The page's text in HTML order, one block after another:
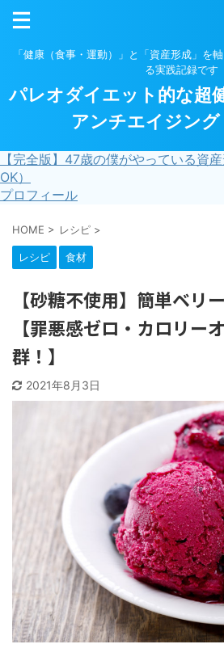
「健康（食事・運動）」と「資産形成」を
る実践記録です
パレオダイエット的な超
アンチエイジング
【完全版】47歳の僕がやっている資
OK）
プロフィール
HOME > レシピ >
レシピ 食材
【砂糖不使用】簡単ベリ
【罪悪感ゼロ・カロリー
群！】
2021年8月3日